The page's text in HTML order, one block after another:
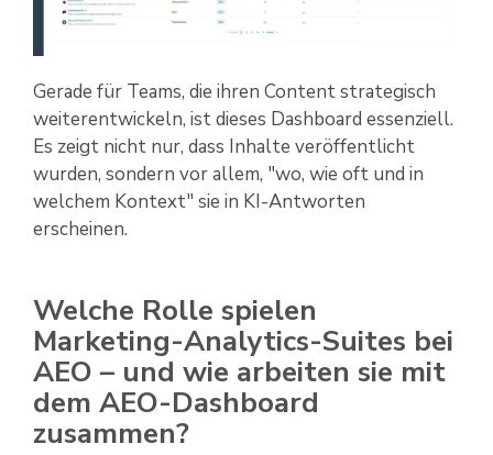
Gerade für Teams, die ihren Content strategisch
weiterentwickeln, ist dieses Dashboard essenziell.
Es zeigt nicht nur, dass Inhalte veröffentlicht
wurden, sondern vor allem, "wo, wie oft und in
welchem Kontext" sie in KI-Antworten
erscheinen.
Welche Rolle spielen
Marketing-Analytics-Suites bei
AEO – und wie arbeiten sie mit
dem AEO-Dashboard
zusammen?